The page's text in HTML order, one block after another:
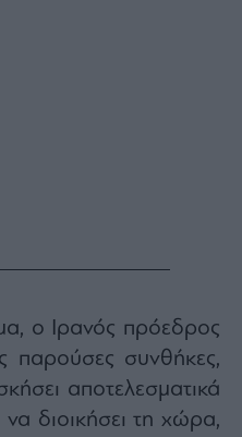
ο Ιρανός πρόεδρος
παρούσες συνθήκες,
αποτελεσματικά
διοικήσει τη χώρα,